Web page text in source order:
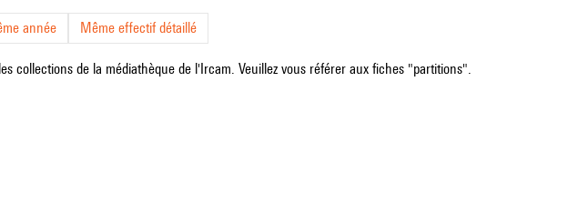
année Même effectif détaillé
collections de la médiathèque de l'Ircam. Veuillez vous référer aux fiches "partitions".